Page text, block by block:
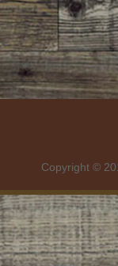
Copyright ©